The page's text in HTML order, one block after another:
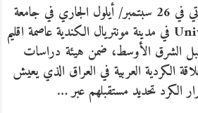
هذا جزء مترجم من محاضرتي في 26 سبتمبر/ أيلول الجاري في جامعة
ميغيل University McGill في مدينة مونتريال الكندية عاصمة اقليم
الشرق الأوسط، ضمن هيئة دراسات
الكردية العربية في العراق الذي يعيش
الكرد تحديد مستقبلهم عبر …